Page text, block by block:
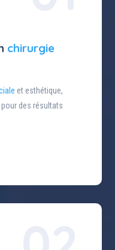
chirurgie
et esthétique,
des résultats